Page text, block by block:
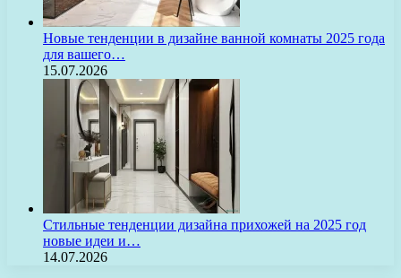
Новые тенденции в дизайне ванной комнаты 2025 года
для вашего…
15.07.2026
Стильные тенденции дизайна прихожей на 2025 год
новые идеи и…
14.07.2026